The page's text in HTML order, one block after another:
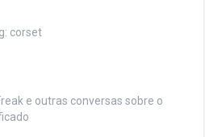
corset
e outras conversas sobre o